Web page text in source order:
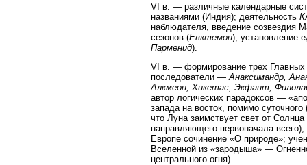
VI в. — различные календарные
названиями (Индия); деятельность
наблюдателя, введение созвездия
сезонов (Евктемон), установление
Парменид).
VI в. — формирование трех
последователи — Анаксимандр,
Алкмеон, Хикетас, Экфант,
автор логических парадоксов —
запада на восток, помимо суточного
что Луна заимствует свет от Солнца
направляющего первоначала
Европе сочинение «О природе»;
Вселенной из «зародыша» —
центрального огня).